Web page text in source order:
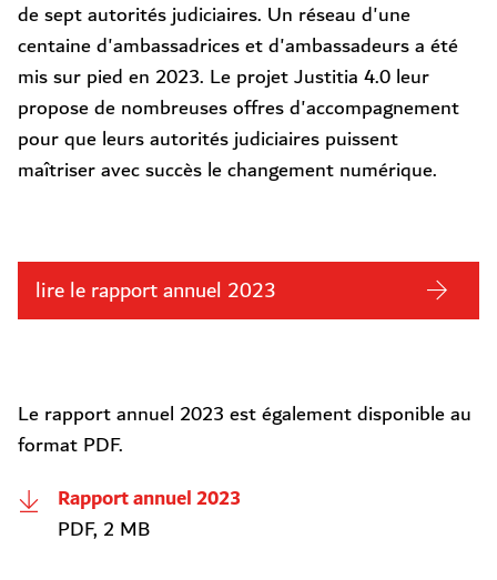
de sept autorités judiciaires. Un réseau d'une
centaine d'ambassadrices et d'ambassadeurs a été
mis sur pied en 2023. Le projet Justitia 4.0 leur
propose de nombreuses offres d'accompagnement
pour que leurs autorités judiciaires puissent
maîtriser avec succès le changement numérique.
lire le rapport annuel 2023
Le rapport annuel 2023 est également disponible au
format PDF.
Rapport annuel 2023
PDF, 2 MB